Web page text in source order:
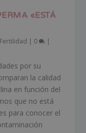
«ESTÁ
Fertilidad | 0 |
por su
la calidad
en función del
que no está
para conocer el